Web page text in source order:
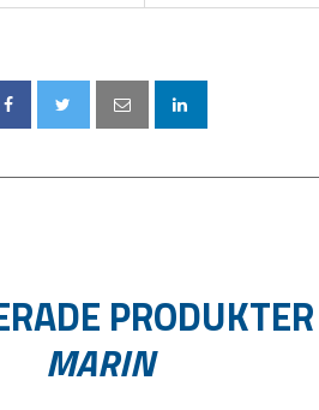
PRODUKTER
MARIN